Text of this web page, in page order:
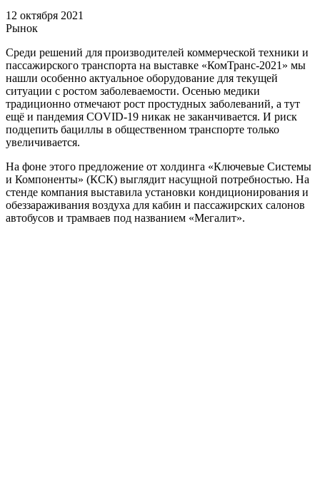
12 октября 2021
Рынок
Среди решений для производителей коммерческой техники и
пассажирского транспорта на выставке «КомТранс-2021» мы
нашли особенно актуальное оборудование для текущей
ситуации с ростом заболеваемости. Осенью медики
традиционно отмечают рост простудных заболеваний, а тут
ещё и пандемия COVID-19 никак не заканчивается. И риск
подцепить бациллы в общественном транспорте только
увеличивается.
На фоне этого предложение от холдинга «Ключевые Системы
и Компоненты» (КСК) выглядит насущной потребностью. На
стенде компания выставила установки кондиционирования и
обеззараживания воздуха для кабин и пассажирских салонов
автобусов и трамваев под названием «Мегалит».